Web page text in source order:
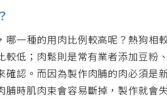
哪一種的用肉比例較高呢？熱狗相
較低；肉鬆則是常有業者添加豆粉
確認。而因為製作肉脯的肉必須是